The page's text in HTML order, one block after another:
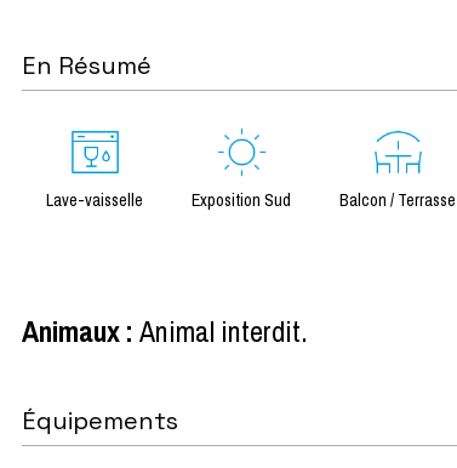
En Résumé
Lave-vaisselle Exposition Sud Balcon / Terrasse
Animaux: Animal interdit
Équipements